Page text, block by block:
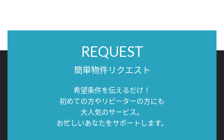
REQUEST
簡単物件リクエスト
希望条件を伝えるだけ！
初めての方やリピーターの方にも
大人気のサービス。
お忙しいあなたをサポートします。